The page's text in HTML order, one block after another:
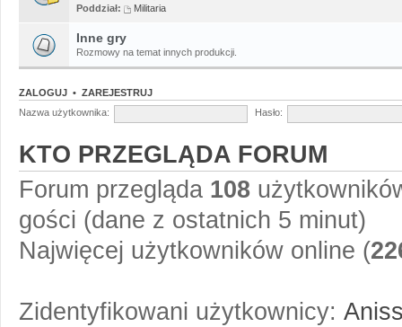
Poddział:
Militaria
Inne gry
Rozmowy na temat innych produkcji.
ZALOGUJ • ZAREJESTRUJ
Nazwa użytkownika:
Hasło:
KTO PRZEGLĄDA FORUM
Forum przegląda 108
gości (dane z ostatnich 5 minut)
Najwięcej użytkowników online (
Zidentyfikowani użytkownicy: